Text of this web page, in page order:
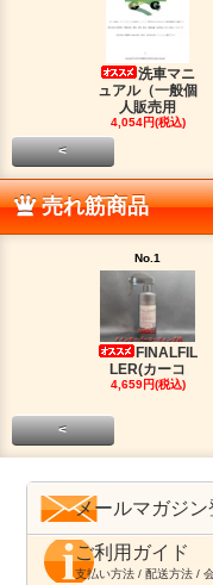
洗車マニ
ュアル（一般個
人販売用
4,054円(税込)
<
売れ筋商品
No.1
FINALFIL
LER(カーコ
4,659円(税込)
<
メールマガジン
ご利用ガイド
支払い方法 / 配送方法 /